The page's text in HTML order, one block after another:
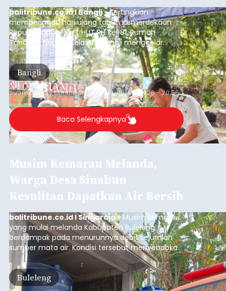
balitribune.co.id I Bangli -Serangkian
memperingati hari ulang tahun Kemerdekaan
Republik Indonesia ( HUT RI) ke-81, Rumah
Tahanan Negara Kelas II B Bangli menggelar
kegiatan pemeriksaan kesehatan gratis, Rabu
(6/8/2026).
Bangli
Submitted bycontributor Thu, 08/06/2026 - 20:56
Baca Selengkapnya
Musim Kemarau Melanda,
Warga Desa Sinabun
Kesulitan Dapatkan Air Bersih
balitribune.co.id I Singaraja -Musim kemarau
yang mulai melanda Kabupaten Buleleng
berdampak pada menurunnya debit sejumlah
sumber mata air. Kondisi tersebut menyebabkan
warga di beberapa desa mulai mengalami
kesulitan mendapatkan air bersih, terutama
untuk memenuhi kebutuhan mandi, cuci, dan
kakus (MCK). Seperti yang dialami warga Desa
Buleleng